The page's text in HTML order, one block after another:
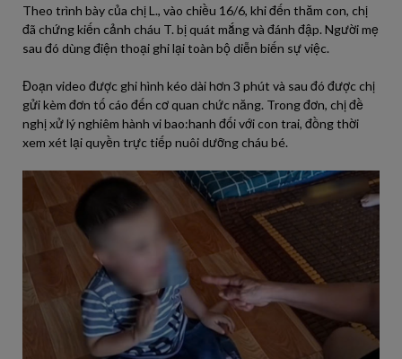
Theo trình bày của chị L., vào chiều 16/6, khi đến thăm con, chị
đã chứng kiến cảnh cháu T. bị quát mắng và đánh đập. Người mẹ
sau đó dùng điện thoại ghi lại toàn bộ diễn biến sự việc.
Đoạn video được ghi hình kéo dài hơn 3 phút và sau đó được chị
gửi kèm đơn tố cáo đến cơ quan chức năng. Trong đơn, chị đề
nghị xử lý nghiêm hành vi bao:hanh đối với con trai, đồng thời
xem xét lại quyền trực tiếp nuôi dưỡng cháu bé.